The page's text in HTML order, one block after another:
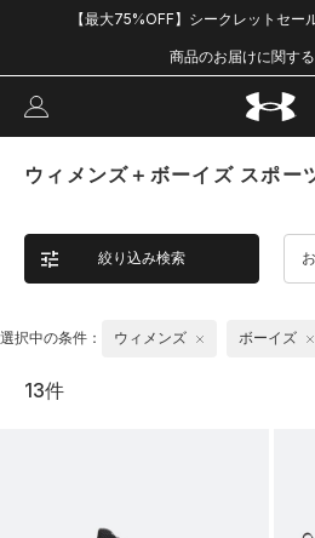
【最大75%OFF】シークレットセー
商品のお届けに関す
ウィメンズ＋ボーイズ スポー
絞り込み検索
選択中の条件： ウィメンズ ボーイズ
13件